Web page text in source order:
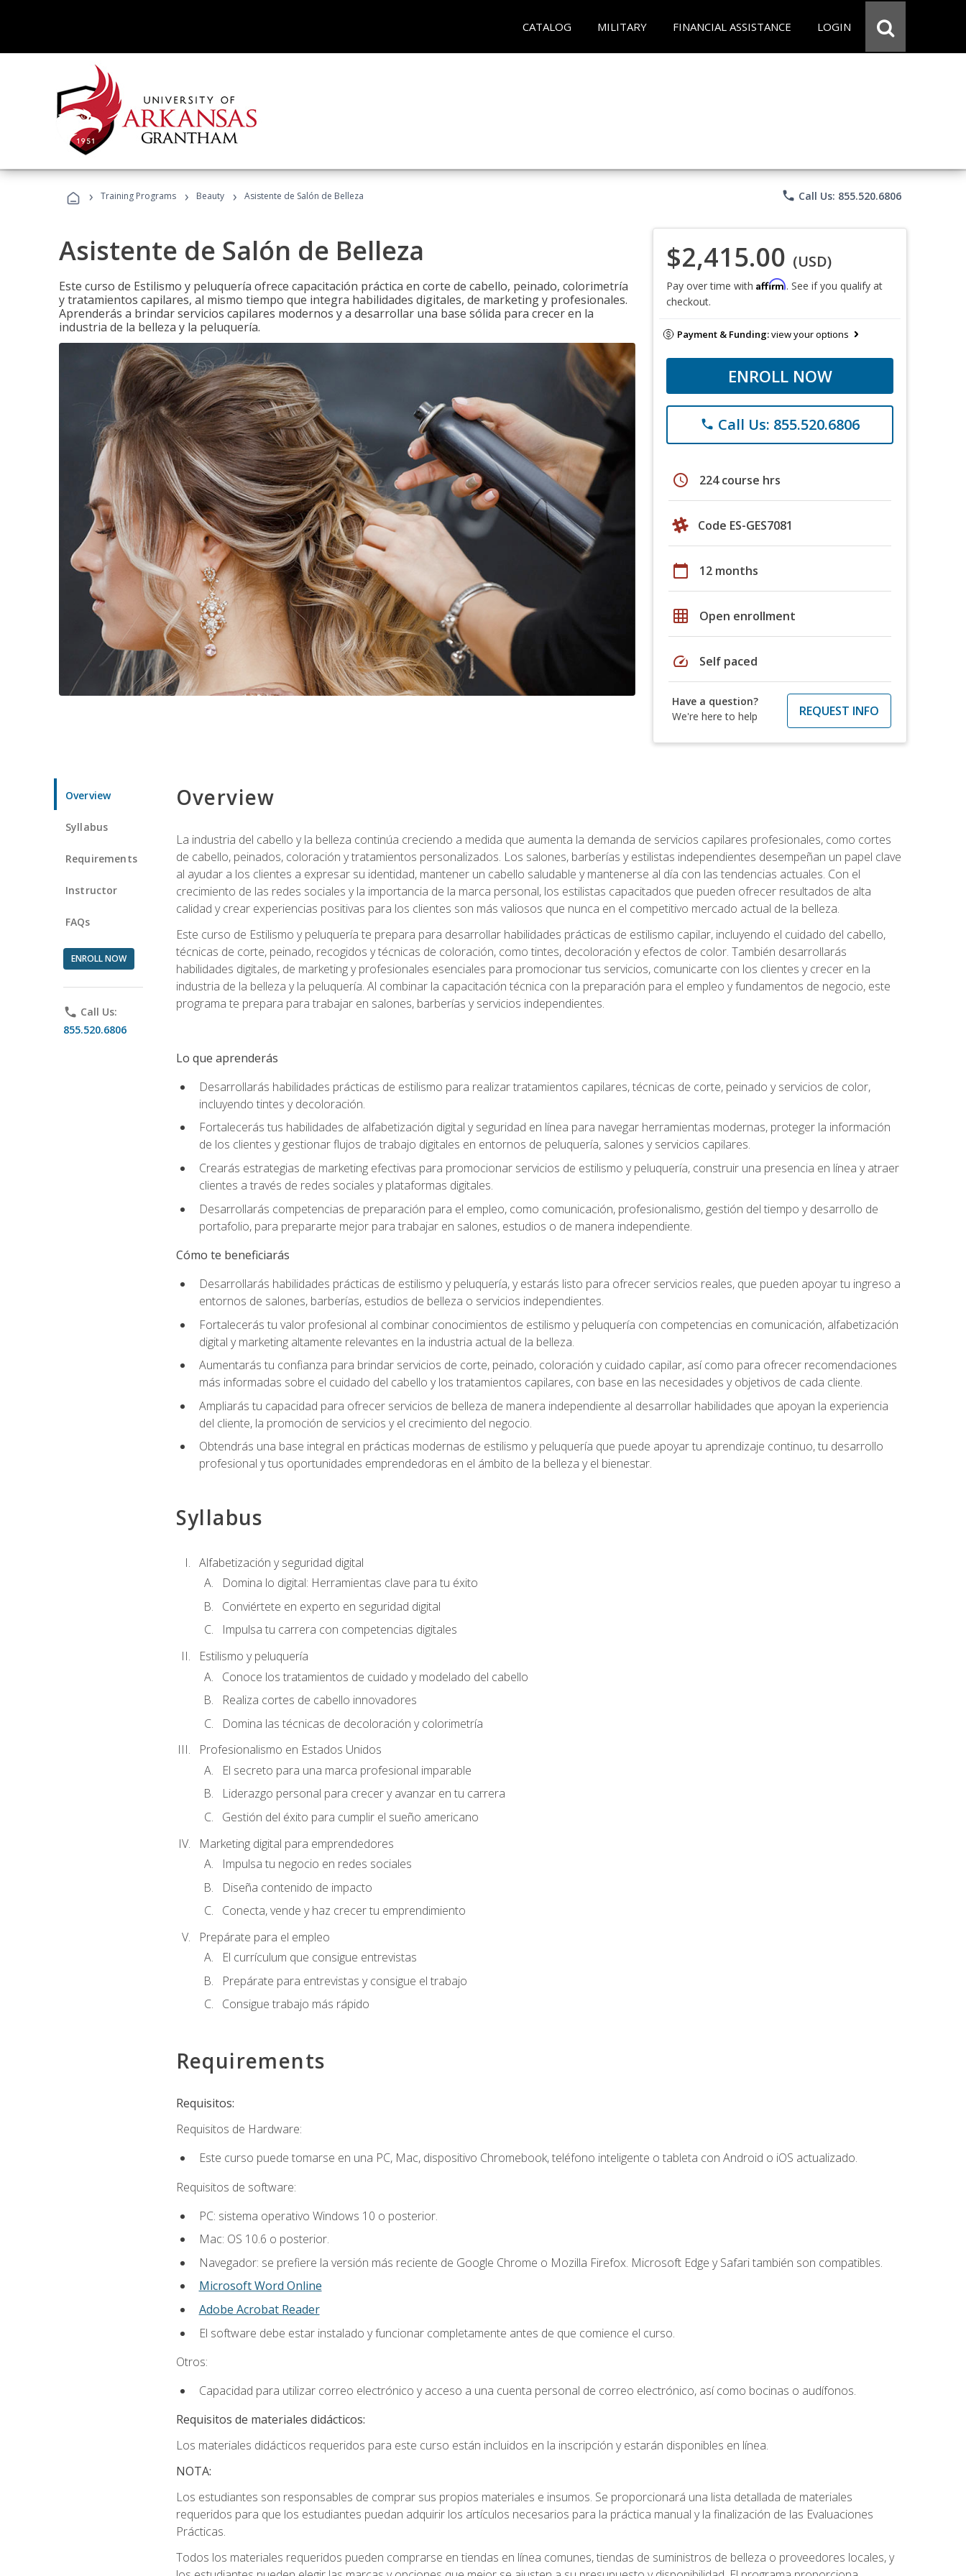
CATALOG MILITARY FINANCIAL ASSISTANCE LOGIN
› Training Programs › Beauty › Asistente de Salón de Belleza phone Call Us: 855.520.6806
Asistente de Salón de Belleza
Este curso de Estilismo y peluquería ofrece capacitación práctica en corte de cabello, peinado, colorimetría
y tratamientos capilares, al mismo tiempo que integra habilidades digitales, de marketing y profesionales.
Aprenderás a brindar servicios capilares modernos y a desarrollar una base sólida para crecer en la
industria de la belleza y la peluquería.
$2,415.00 (USD)
Pay over time with Affirm. See if you qualify at
checkout.
Payment & Funding:view your options
ENROLL NOW
phone Call Us: 855.520.6806
schedule 224 course hrs
Code ES-GES7081
calendar_today 12 months
grid_on Open enrollment
speed Self paced
Have a question?
We're here to help
REQUEST INFO
Overview
Syllabus
Requirements
Instructor
FAQs
ENROLL NOW
phone Call Us:
855.520.6806
Overview
La industria del cabello y la belleza continúa creciendo a medida que aumenta la demanda de servicios capilares profesionales, como cortes
de cabello, peinados, coloración y tratamientos personalizados. Los salones, barberías y estilistas independientes desempeñan un papel clave
al ayudar a los clientes a expresar su identidad, mantener un cabello saludable y mantenerse al día con las tendencias actuales. Con el
crecimiento de las redes sociales y la importancia de la marca personal, los estilistas capacitados que pueden ofrecer resultados de alta
calidad y crear experiencias positivas para los clientes son más valiosos que nunca en el competitivo mercado actual de la belleza.
Este curso de Estilismo y peluquería te prepara para desarrollar habilidades prácticas de estilismo capilar, incluyendo el cuidado del cabello,
técnicas de corte, peinado, recogidos y técnicas de coloración, como tintes, decoloración y efectos de color. También desarrollarás
habilidades digitales, de marketing y profesionales esenciales para promocionar tus servicios, comunicarte con los clientes y crecer en la
industria de la belleza y la peluquería. Al combinar la capacitación técnica con la preparación para el empleo y fundamentos de negocio, este
programa te prepara para trabajar en salones, barberías y servicios independientes.
Lo que aprenderás
Desarrollarás habilidades prácticas de estilismo para realizar tratamientos capilares, técnicas de corte, peinado y servicios de color,
incluyendo tintes y decoloración.
Fortalecerás tus habilidades de alfabetización digital y seguridad en línea para navegar herramientas modernas, proteger la información
de los clientes y gestionar flujos de trabajo digitales en entornos de peluquería, salones y servicios capilares.
Crearás estrategias de marketing efectivas para promocionar servicios de estilismo y peluquería, construir una presencia en línea y atraer
clientes a través de redes sociales y plataformas digitales.
Desarrollarás competencias de preparación para el empleo, como comunicación, profesionalismo, gestión del tiempo y desarrollo de
portafolio, para prepararte mejor para trabajar en salones, estudios o de manera independiente.
Cómo te beneficiarás
Desarrollarás habilidades prácticas de estilismo y peluquería, y estarás listo para ofrecer servicios reales, que pueden apoyar tu ingreso a
entornos de salones, barberías, estudios de belleza o servicios independientes.
Fortalecerás tu valor profesional al combinar conocimientos de estilismo y peluquería con competencias en comunicación, alfabetización
digital y marketing altamente relevantes en la industria actual de la belleza.
Aumentarás tu confianza para brindar servicios de corte, peinado, coloración y cuidado capilar, así como para ofrecer recomendaciones
más informadas sobre el cuidado del cabello y los tratamientos capilares, con base en las necesidades y objetivos de cada cliente.
Ampliarás tu capacidad para ofrecer servicios de belleza de manera independiente al desarrollar habilidades que apoyan la experiencia
del cliente, la promoción de servicios y el crecimiento del negocio.
Obtendrás una base integral en prácticas modernas de estilismo y peluquería que puede apoyar tu aprendizaje continuo, tu desarrollo
profesional y tus oportunidades emprendedoras en el ámbito de la belleza y el bienestar.
Syllabus
Alfabetización y seguridad digital
Domina lo digital: Herramientas clave para tu éxito
Conviértete en experto en seguridad digital
Impulsa tu carrera con competencias digitales
Estilismo y peluquería
Conoce los tratamientos de cuidado y modelado del cabello
Realiza cortes de cabello innovadores
Domina las técnicas de decoloración y colorimetría
Profesionalismo en Estados Unidos
El secreto para una marca profesional imparable
Liderazgo personal para crecer y avanzar en tu carrera
Gestión del éxito para cumplir el sueño americano
Marketing digital para emprendedores
Impulsa tu negocio en redes sociales
Diseña contenido de impacto
Conecta, vende y haz crecer tu emprendimiento
Prepárate para el empleo
El currículum que consigue entrevistas
Prepárate para entrevistas y consigue el trabajo
Consigue trabajo más rápido
Requirements
Requisitos:
Requisitos de Hardware:
Este curso puede tomarse en una PC, Mac, dispositivo Chromebook, teléfono inteligente o tableta con Android o iOS actualizado.
Requisitos de software:
PC: sistema operativo Windows 10 o posterior.
Mac: OS 10.6 o posterior.
Navegador: se prefiere la versión más reciente de Google Chrome o Mozilla Firefox. Microsoft Edge y Safari también son compatibles.
Microsoft Word Online
Adobe Acrobat Reader
El software debe estar instalado y funcionar completamente antes de que comience el curso.
Otros:
Capacidad para utilizar correo electrónico y acceso a una cuenta personal de correo electrónico, así como bocinas o audífonos.
Requisitos de materiales didácticos:
Los materiales didácticos requeridos para este curso están incluidos en la inscripción y estarán disponibles en línea.
NOTA:
Los estudiantes son responsables de comprar sus propios materiales e insumos. Se proporcionará una lista detallada de materiales
requeridos para que los estudiantes puedan adquirir los artículos necesarios para la práctica manual y la finalización de las Evaluaciones
Prácticas.
Todos los materiales requeridos pueden comprarse en tiendas en línea comunes, tiendas de suministros de belleza o proveedores locales, y